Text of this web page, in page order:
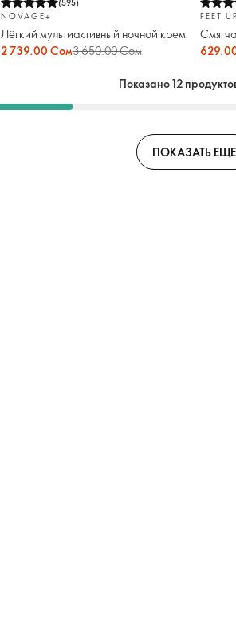
NOVAGE+
Лёгкий мультиактивный ночной крем
2 739.00 Сом3 650.00 Сом
FEET UP
Показано 12
ПОКАЗАТЬ ЕЩЕ